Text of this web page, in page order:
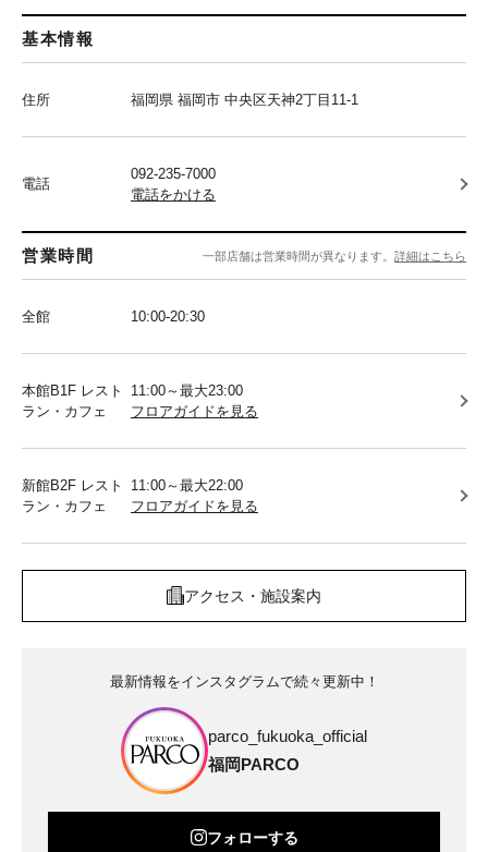
基本情報
住所 福岡県 福岡市 中央区天神2丁目11-1
電話
092-235-7000
電話をかける
営業時間 一部店舗は営業時間が異なります。 詳細はこちら
全館 10:00-20:30
本館B1F レスト
ラン・カフェ
11:00～最大23:00
フロアガイドを見る
新館B2F レスト
ラン・カフェ
11:00～最大22:00
フロアガイドを見る
アクセス・施設案内
最新情報をインスタグラムで続々更新中！
parco_fukuoka_official
福岡PARCO
フォローする